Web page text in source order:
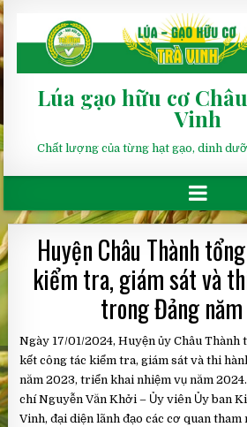
Lúa gạo hữu cơ
Vinh
Chất lượng của từng hạt gạo, dinh
Huyện Châu Thành
kiểm tra, giám sát và
trong Đảng
Ngày 17/01/2024, Huyện ủy Châu Thành
kết công tác kiểm tra, giám sát và thi
năm 2023, triển khai nhiệm vụ năm
chí Nguyễn Văn Khởi – Ủy viên Ủy ban
Vinh, đại diện lãnh đạo các cơ quan